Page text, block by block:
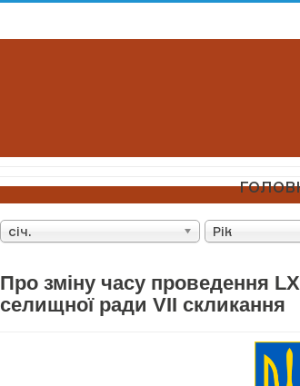
січ. Рік
Про зміну часу проведення
селищної ради VII скликання